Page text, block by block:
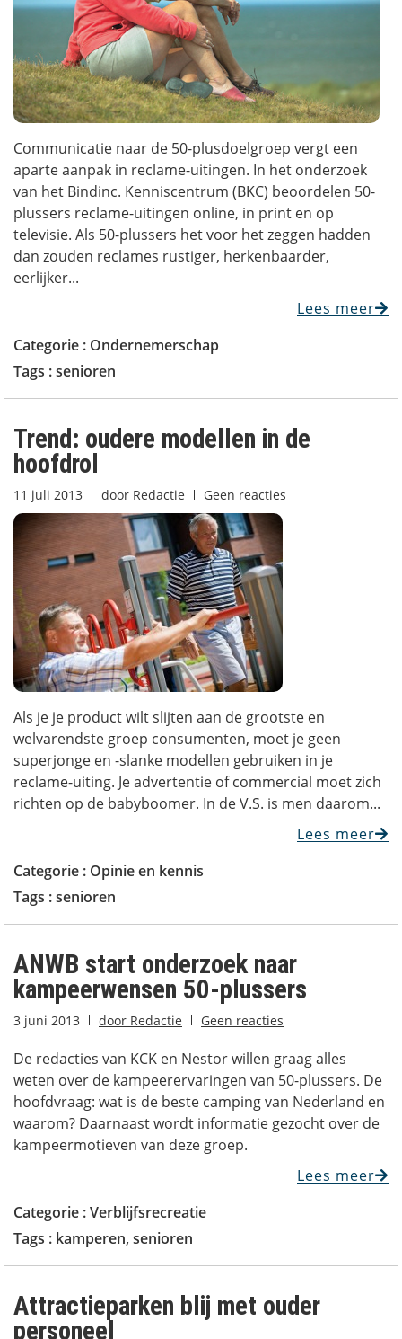
Communicatie naar de 50-plusdoelgroep vergt een
aparte aanpak in reclame-uitingen. In het onderzoek
van het Bindinc. Kenniscentrum (BKC) beoordelen 50-
plussers reclame-uitingen online, in print en op
televisie. Als 50-plussers het voor het zeggen hadden
dan zouden reclames rustiger, herkenbaarder,
eerlijker...
Lees meer
Categorie : Ondernemerschap
Tags :senioren
Trend: oudere modellen in de
hoofdrol
11 juli 2013 door Redactie Geen reacties
Als je je product wilt slijten aan de grootste en
welvarendste groep consumenten, moet je geen
superjonge en -slanke modellen gebruiken in je
reclame-uiting. Je advertentie of commercial moet zich
richten op de babyboomer. In de V.S. is men daarom...
Lees meer
Categorie : Opinie en kennis
Tags :senioren
ANWB start onderzoek naar
kampeerwensen 50-plussers
3 juni 2013 door Redactie Geen reacties
De redacties van KCK en Nestor willen graag alles
weten over de kampeerervaringen van 50-plussers. De
hoofdvraag: wat is de beste camping van Nederland en
waarom? Daarnaast wordt informatie gezocht over de
kampeermotieven van deze groep.
Lees meer
Categorie :Verblijfsrecreatie
Tags : kamperen, senioren
Attractieparken blij met ouder
personeel